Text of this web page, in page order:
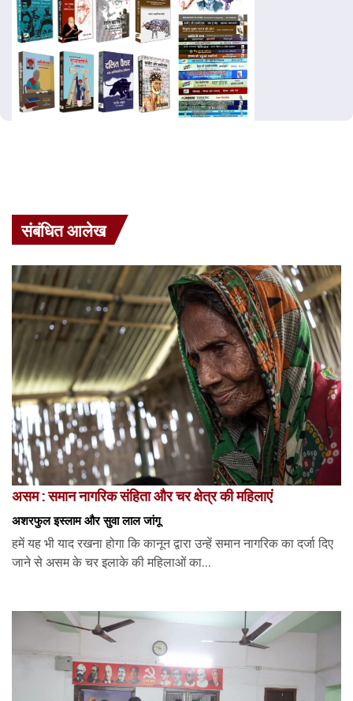
संबंधित आलेख
असम : समान नागरिक संहिता और चर क्षेत्र की महिलाएं
अशरफुल इस्लाम और सुवा लाल जांगू
हमें यह भी याद रखना होगा कि कानून द्वारा उन्हें समान नागरिक का दर्जा दिए
जाने से असम के चर इलाके की महिलाओं का...